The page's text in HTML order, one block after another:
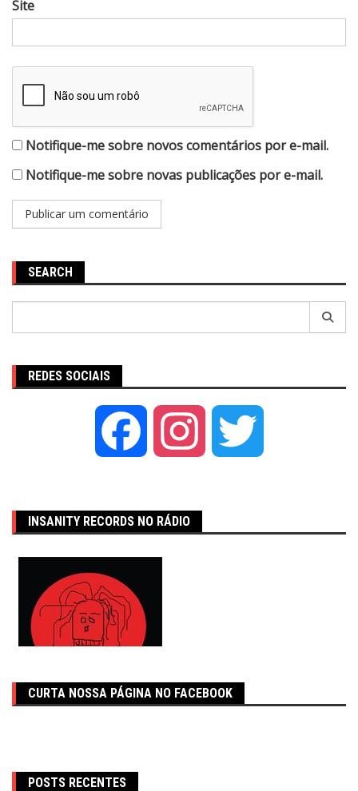
Site
Notifique-me sobre novos comentários por e-mail.
Notifique-me sobre novas publicações por e-mail.
SEARCH
REDES SOCIAIS
Facebook Instagram
INSANITY RECORDS NO RÁDIO
CURTA NOSSA PÁGINA NO FACEBOOK
POSTS RECENTES